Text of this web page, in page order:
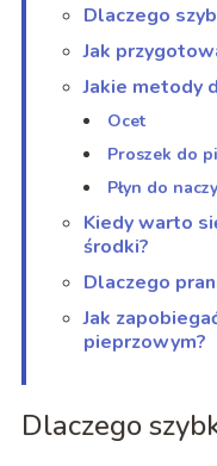
Dlaczego
Jak
Jakie metody
Ocet
Proszek do
Płyn do
Kiedy warto
środki?
Dlaczego
Jak
pieprzowym?
Dlaczego